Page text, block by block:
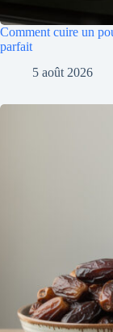
Comment cuire un
parfait
5 août 2026